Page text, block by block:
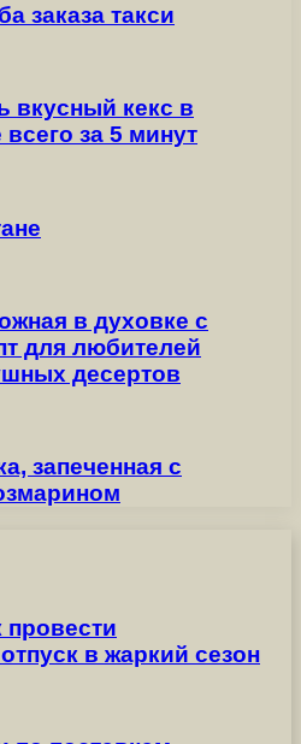
заказа такси
вкусный кекс в
за 5 минут
в духовке с
для любителей
десертов
запеченная с
в жаркий сезон